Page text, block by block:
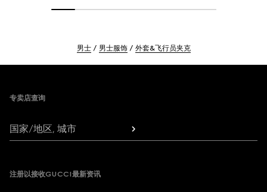
男士 男士服饰 外套&飞行员夹克
专卖店查询
国家/地区, 城市
注册以接收GUCCI最新资讯